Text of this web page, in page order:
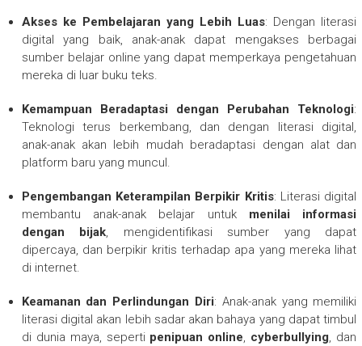
Akses ke Pembelajaran yang Lebih Luas: Dengan literasi
digital yang baik, anak-anak dapat mengakses berbagai
sumber belajar online yang dapat memperkaya pengetahuan
mereka di luar buku teks.
Kemampuan Beradaptasi dengan Perubahan Teknologi:
Teknologi terus berkembang, dan dengan literasi digital,
anak-anak akan lebih mudah beradaptasi dengan alat dan
platform baru yang muncul.
Pengembangan Keterampilan Berpikir Kritis: Literasi digital
membantu anak-anak belajar untuk menilai informasi
dengan bijak, mengidentifikasi sumber yang dapat
dipercaya, dan berpikir kritis terhadap apa yang mereka lihat
di internet.
Keamanan dan Perlindungan Diri: Anak-anak yang memiliki
literasi digital akan lebih sadar akan bahaya yang dapat timbul
di dunia maya, seperti penipuan online, cyberbullying, dan